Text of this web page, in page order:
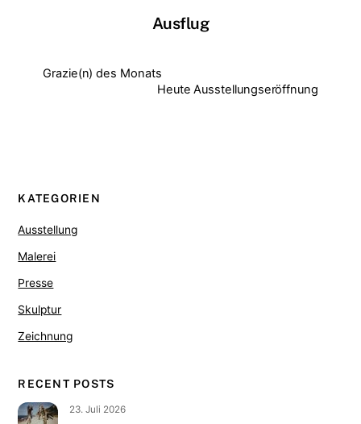
Ausflug
Grazie(n) des Monats
Heute Ausstellungseröffnung
KATEGORIEN
Ausstellung
Malerei
Presse
Skulptur
Zeichnung
RECENT POSTS
23. Juli 2026